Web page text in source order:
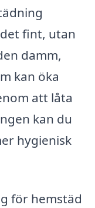
fint, utan
damm,
kan öka
att låta
kan du
hygienisk
för hemstäd